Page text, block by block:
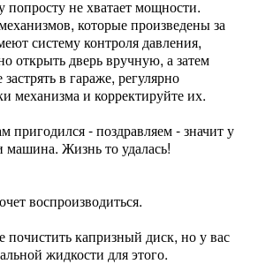
не хватает мощности.
которые произведены за
систему контроля давления,
открыть дверь вручную, а затем
в гараже, регулярно
механизма и корректируйте их.
пригодился - поздравляем - значит у
машина. Жизнь то удалась!
воспроизводиться.
капризный диск, но у вас
жидкости для этого.